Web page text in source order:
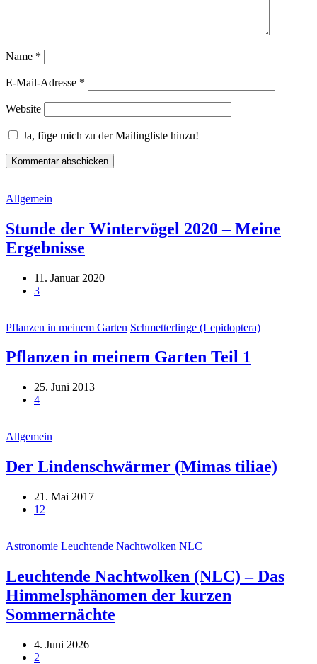
Name *
E-Mail-Adresse *
Website
Ja, füge mich zu der Mailingliste hinzu!
Allgemein
Stunde der Wintervögel 2020 – Meine
Ergebnisse
11. Januar 2020
3
Pflanzen in meinem Garten Schmetterlinge (Lepidoptera)
Pflanzen in meinem Garten Teil 1
25. Juni 2013
4
Allgemein
Der Lindenschwärmer (Mimas tiliae)
21. Mai 2017
12
Astronomie Leuchtende Nachtwolken NLC
Leuchtende Nachtwolken (NLC) – Das
Himmelsphänomen der kurzen
Sommernächte
4. Juni 2026
2